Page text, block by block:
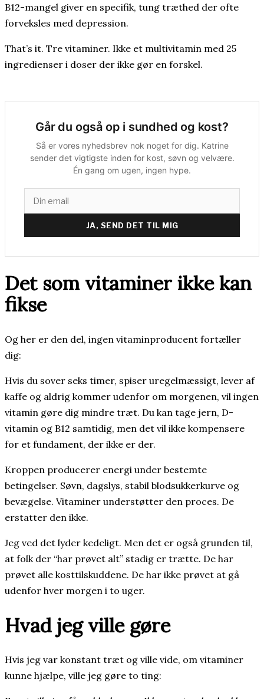
B12-mangel giver en specifik, tung træthed der ofte
forveksles med depression.
That’s it. Tre vitaminer. Ikke et multivitamin med 25
ingredienser i doser der ikke gør en forskel.
Går du også op i sundhed og kost?
Så er vores nyhedsbrev nok noget for dig. Katrine
sender det vigtigste inden for kost, søvn og velvære.
Én gang om ugen, ingen hype.
JA, SEND DET TIL MIG
Det som vitaminer ikke kan
fikse
Og her er den del, ingen vitaminproducent fortæller
dig:
Hvis du sover seks timer, spiser uregelmæssigt, lever af
kaffe og aldrig kommer udenfor om morgenen, vil ingen
vitamin gøre dig mindre træt. Du kan tage jern, D-
vitamin og B12 samtidig, men det vil ikke kompensere
for et fundament, der ikke er der.
Kroppen producerer energi under bestemte
betingelser. Søvn, dagslys, stabil blodsukkerkurve og
bevægelse. Vitaminer understøtter den proces. De
erstatter den ikke.
Jeg ved det lyder kedeligt. Men det er også grunden til,
at folk der “har prøvet alt” stadig er trætte. De har
prøvet alle kosttilskuddene. De har ikke prøvet at gå
udenfor hver morgen i to uger.
Hvad jeg ville gøre
Hvis jeg var konstant træt og ville vide, om vitaminer
kunne hjælpe, ville jeg gøre to ting: